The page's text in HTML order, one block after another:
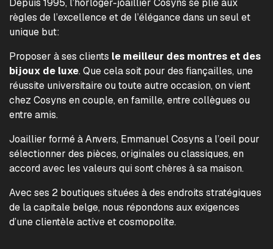
Depuis 1995, l’horloger-joaillier Cosyns se plie aux
règles de l’excellence et de l’élégance dans un seul et
unique but:
Proposer à ses clients le meilleur des montres et des
bijoux de luxe. Que cela soit pour des fiançailles, une
réussite universitaire ou toute autre occasion, on vient
chez Cosyns en couple, en famille, entre collègues ou
entre amis.
Joaillier formé à Anvers, Emmanuel Cosyns a l’oeil pour
sélectionner des pièces, originales ou classiques, en
accord avec les valeurs qui sont chères à sa maison.
Avec ses 2 boutiques situées à des endroits stratégiques
de la capitale belge, nous répondons aux exigences
d’une clientèle active et cosmopolite.